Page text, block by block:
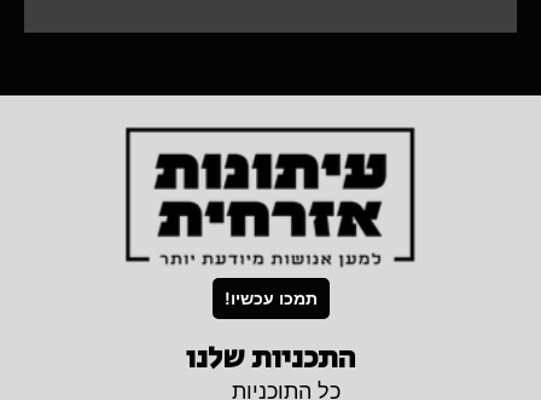
תמכו עכשיו!
התכניות שלנו
כל התוכניות